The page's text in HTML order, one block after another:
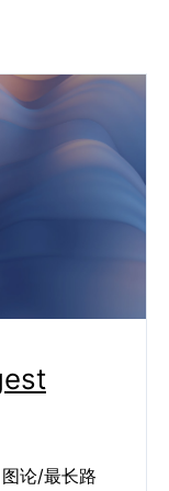
论/最长路